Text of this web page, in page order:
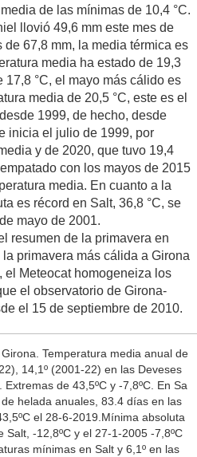
de las mínimas de 10,4 °C.
llovió 49,6 mm este mes de
67,8 mm, la media térmica es
media ha estado de 19,3
17,8 °C, el mayo más cálido es
media de 20,5 °C, este es el
1999, de hecho, desde
inicia el julio de 1999, por
y de 2020, que tuvo 19,4
con los mayos de 2015
media. En cuanto a la
es récord en Salt, 36,8 °C, se
mayo de 2001.
resumen de la primavera en
primavera más cálida a Girona
el Meteocat homogeneiza los
el observatorio de Girona-
el 15 de septiembre de 2010.
Temperatura media anual de
14,1º (2001-22) en las Deveses
de 43,5ºC y -7,8ºC. En Sa
helada anuales, 83.4 días en las
el 28-6-2019.Mínima absoluta
-12,8ºC y el 27-1-2005 -7,8ºC
mínimas en Salt y 6,1º en las